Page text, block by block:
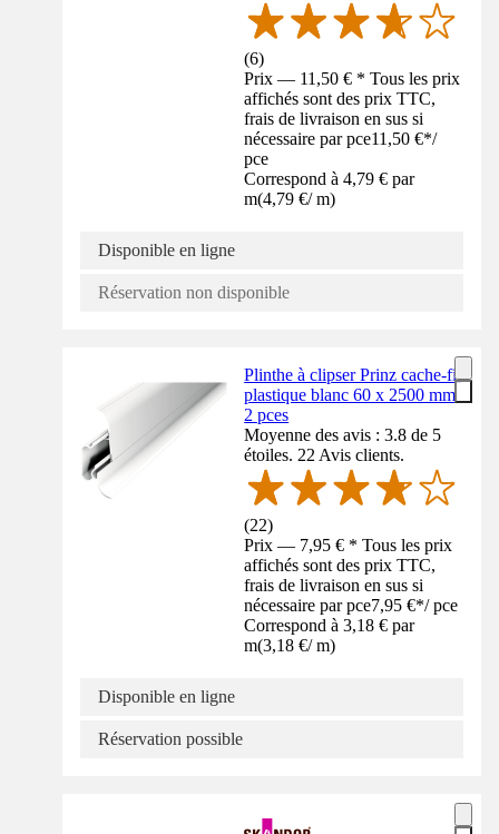
(6)
Prix — 11,50 € * Tous les prix
affichés sont des prix TTC,
frais de livraison en sus si
nécessaire par pce11,50 €*/
pce
Correspond à 4,79 € par
m(4,79 €/ m)
Disponible en ligne
Réservation non disponible
Plinthe à clipser Prinz cache-fil
plastique blanc 60 x 2500 mm
2 pces
Moyenne des avis : 3.8 de 5
étoiles. 22 Avis clients.
(22)
Prix — 7,95 € * Tous les prix
affichés sont des prix TTC,
frais de livraison en sus si
nécessaire par pce7,95 €*/ pce
Correspond à 3,18 € par
m(3,18 €/ m)
Disponible en ligne
Réservation possible